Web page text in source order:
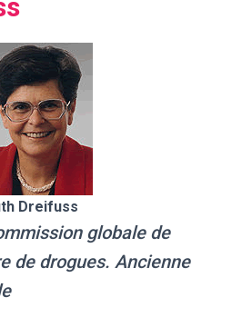
Dreifuss
globale de
de drogues. Ancienne